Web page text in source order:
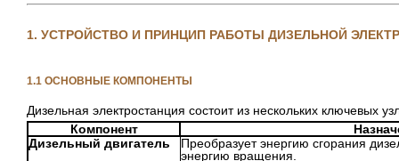
1. УСТРОЙСТВО И ПРИНЦИП РАБОТЫ ДИЗЕЛЬНОЙ
1.1 ОСНОВНЫЕ КОМПОНЕНТЫ
Дизельная электростанция состоит из нескольких ключевых
Компонент
Дизельный двигатель
Преобразует энергию сгорания
энергию вращения.